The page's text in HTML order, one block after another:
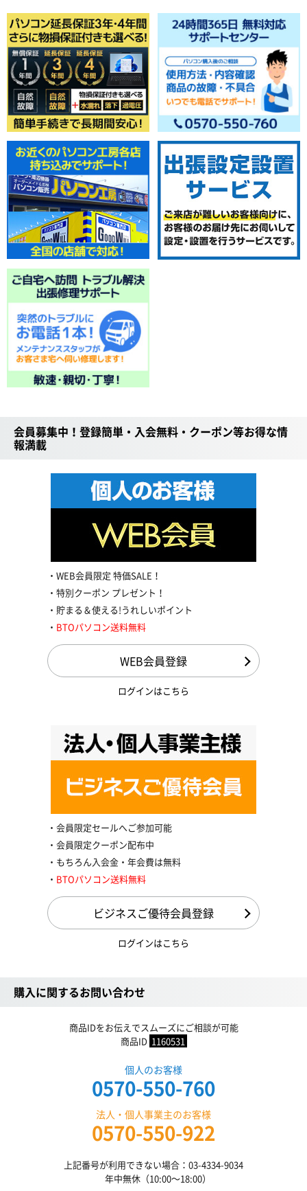
会員募集中！登録簡単・入会無料・クーポン等お得な情
報満載
WEB会員限定 特価SALE！
特別クーポン プレゼント！
貯まる＆使える!うれしいポイント
BTOパソコン送料無料
WEB会員登録
ログインはこちら
会員限定セールへご参加可能
会員限定クーポン配布中
もちろん入会金・年会費は無料
BTOパソコン送料無料
ビジネスご優待会員登録
ログインはこちら
購入に関するお問い合わせ
商品IDをお伝えでスムーズにご相談が可能
商品ID 1160531
個人のお客様
0570-550-760
法人・個人事業主のお客様
0570-550-922
上記番号が利用できない場合：03-4334-9034
年中無休（10:00〜18:00）